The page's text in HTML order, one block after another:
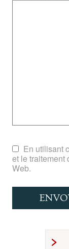
En utilisant
et le traitement
Web.